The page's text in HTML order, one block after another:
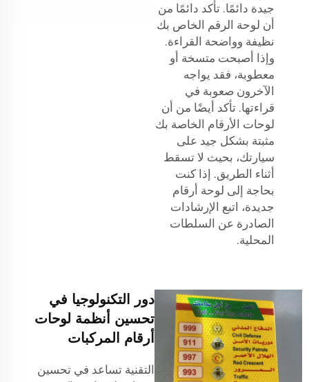
جيدة دائمًا. تأكد دائمًا من
أن لوحة الرقم الخاص بك
نظيفة وواضحة القراءة.
وإذا أصبحت متسخة أو
معطوبة، فقد يواجه
الآخرون صعوبة في
قراءتها. تأكد أيضًا من أن
لوحات الأرقام الخاصة بك
مثبتة بشكل جيد على
سيارتك، بحيث لا تسقط
أثناء الطريق. إذا كنت
بحاجة إلى لوحة أرقام
جديدة، اتبع الإرشادات
الصادرة عن السلطات
المحلية.
دور التكنولوجيا في
تحسين أنظمة لوحات
أرقام المركبات
التقنية تساعد في تحسين